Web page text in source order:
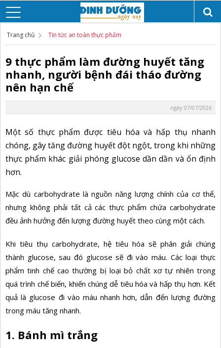
Trang chủ Tin tức an toàn thực phẩm
9 thực phẩm làm đường huyết tăng
nhanh, người bệnh đái tháo đường
nên hạn chế
ngày 07/07/2026
Một số thực phẩm được tiêu hóa và hấp thụ nhanh
chóng, gây tăng đường huyết đột ngột, trong khi những
thực phẩm khác giải phóng glucose dần dần và ổn định
hơn.
Mặc dù carbohydrate là nguồn năng lượng chính của cơ thể,
nhưng không phải tất cả các thực phẩm chứa carbohydrate
đều ảnh hưởng đến lượng đường huyết theo cùng một cách.
Khi tiêu thụ carbohydrate, hệ tiêu hóa sẽ phân giải chúng
thành glucose, sau đó glucose sẽ đi vào máu. Các loại thực
phẩm tinh chế cao thường bị loại bỏ chất xơ tự nhiên trong
quá trình chế biến, khiến chúng dễ tiêu hóa và hấp thụ hơn. Kết
quả là glucose đi vào máu nhanh hơn, dẫn đến lượng đường
trong máu tăng nhanh.
1. Bánh mì trắng